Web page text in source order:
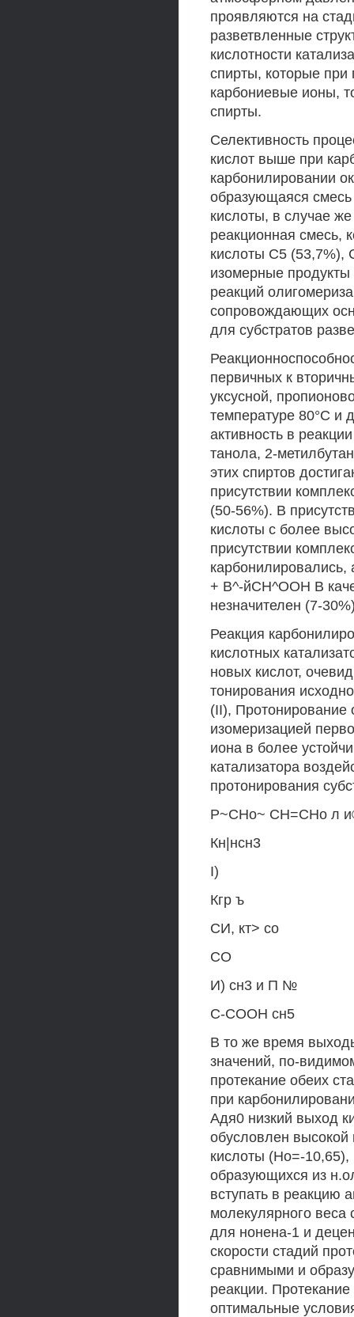
проявляются на
разветвленные
кислотности
спирты, которые при
карбониевые ионы,
спирты.
Селективность
кислот выше при
карбонилировании
образующаяся
кислоты, в случае
реакционная смесь,
кислоты С5 (53,7%),
изомерные продукты
реакций
сопровождающих
для субстратов
первичных к
уксусной,
температуре 80°С и
активность в
танола, 2-
этих спиртов
присутствии
(50-56%). В
кислоты с более
присутствии
+ В^-йСН^ООН В
незначителен (7-
Реакция
кислотных
новых кислот,
тонирования
(II), Протонирование
изомеризацией
иона в более
катализатора
протонирования
Р~СНо~ СН=СНо л
Кн|нсн3
I)
Кгр ъ
СИ, кт> со
СО
И) сн3 и П №
С-СООН сн5
В то же время
значений, по-
протекание обеих
при
Адя0 низкий выход
обусловлен высокой
кислоты (Но=-
образующихся из
вступать в реакцию
молекулярного веса
для нонена-1 и
скорости стадий
сравнимыми и
реакции.
оптимальные